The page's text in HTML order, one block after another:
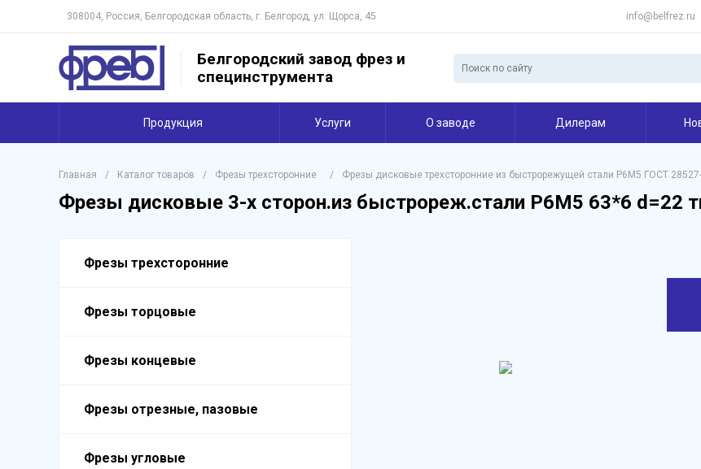
308004, Россия, Белгородская область, г. Белгород, ул. Щорса, 45 info@belfrez.ru
Белгородский завод фрез и
специнструмента
Продукция Услуги О заводе Дилерам
Главная / Каталог товаров / Фрезы трехсторонние / Фрезы дисковые трехсторонние из быстрорежущей стали Р6М5 ГОСТ
Фрезы дисковые 3-х сторон.из быстрореж.стали Р6М5 63*6 d=22
Фрезы трехсторонние
Фрезы торцовые
Фрезы концевые
Фрезы отрезные, пазовые
Фрезы угловые